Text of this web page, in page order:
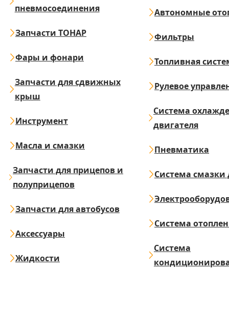
пневмосоединения
Запчасти ТОНАР
Фары и фонари
Запчасти для сдвижных
крыш
Инструмент
Масла и смазки
Запчасти для прицепов и
полуприцепов
Запчасти для автобусов
Аксессуары
Жидкости
Автономные
Фильтры
Топливная
Рулевое
Система
двигателя
Пневматика
Система смазки
Система
Система